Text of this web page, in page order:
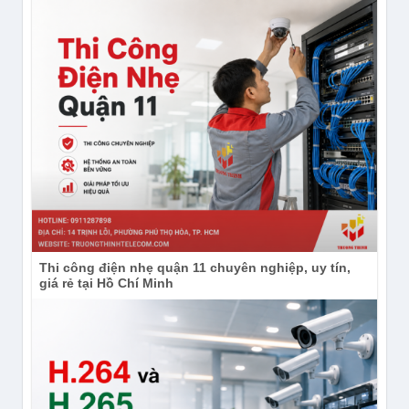
trung qua nền tảng AOLYNK Cloud. Cách quản lý
này giúp đơn vị vận hành theo dõi hệ thống thuận
tiện hơn khi có nhiều thiết bị hoặc nhiều địa điểm. Kỹ
thuật viên có thể giảm thời gian đến trực tiếp từng chi
nhánh cho các tác vụ giám sát và quản trị cơ bản
được nền tảng hỗ trợ.
Sản phẩm thuộc nhóm Cloud Managed và không tập
trung vào hình thức quản trị bằng giao diện web cục
bộ. Trước khi mua, doanh nghiệp nên xác định rõ
quy trình vận hành mong muốn, tài khoản cloud và
yêu cầu truy cập Internet tại địa điểm triển khai.
Thông số và khả năng kết nối chính
THÔNG TIN
AOLYNK US110-24G2MF-HP
Cổng mạng
24 cổng Gigabit Ethernet PoE+
Cổng uplink
2 khe SFP tốc độ 2.5G
Thi công điện nhẹ quận 11 chuyên nghiệp, uy tín,
giá rẻ tại Hồ Chí Minh